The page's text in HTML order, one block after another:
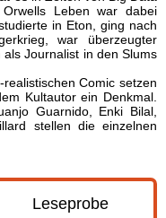
Leben war dabei
in Eton, ging nach
war überzeugter
Journalist in den Slums
Comic setzen
Kultautor ein Denkmal.
Guarnido, Enki Bilal,
stellen die einzelnen
Leseprobe